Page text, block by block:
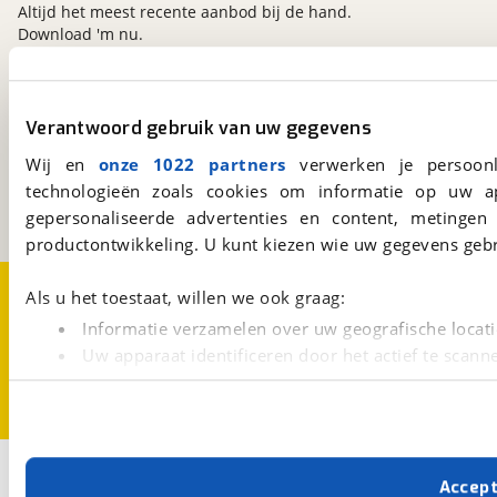
Verantwoord gebruik van uw gegevens
Wij en onze 1022 partners verwerken je
technologieën zoals cookies om informatie op
gepersonaliseerde advertenties en content,
productontwikkeling. U kunt kiezen wie uw gegevens
Als u het toestaat, willen we ook graag:
Informatie verzamelen over uw geografische
Uw apparaat identificeren door het actief te
Lees meer over hoe uw persoonlijke gegevens worden
Met cookies en vergelijkbare technieken zorgen we
cookies zorgen ervoor dat de website goed werkt.
garantie (12 maanden); BOVAG Afleverbeurt
viaBOVAG.nl
3981 AJ
Bunnik
Een initiatief van
BOVAG
Altijd het meest recente aanbod bij de hand.
Download 'm nu.
Over viaBOVAG.nl
Disclaimer- en Privacyverklaring
CookievoorkeurenVacatures